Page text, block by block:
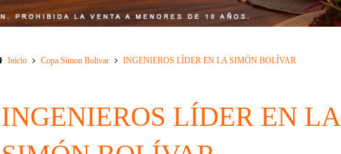
Inicio Copa Simon Bolivar INGENIEROS LÍDER EN LA SIMÓN BOLÍVAR
INGENIEROS LÍDER EN LA